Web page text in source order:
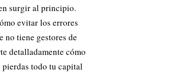
surgir al principio.
evitar los errores
no tiene gestores de
detalladamente cómo
pierdas todo tu capital